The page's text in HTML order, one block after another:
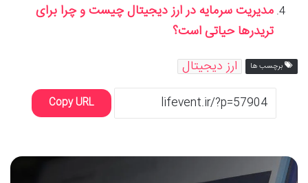
مدیریت سرمایه در ارز دیجیتال چیست و چرا برای
تریدرها حیاتی است؟
برچسب ها ارز دیجیتال
Copy URL